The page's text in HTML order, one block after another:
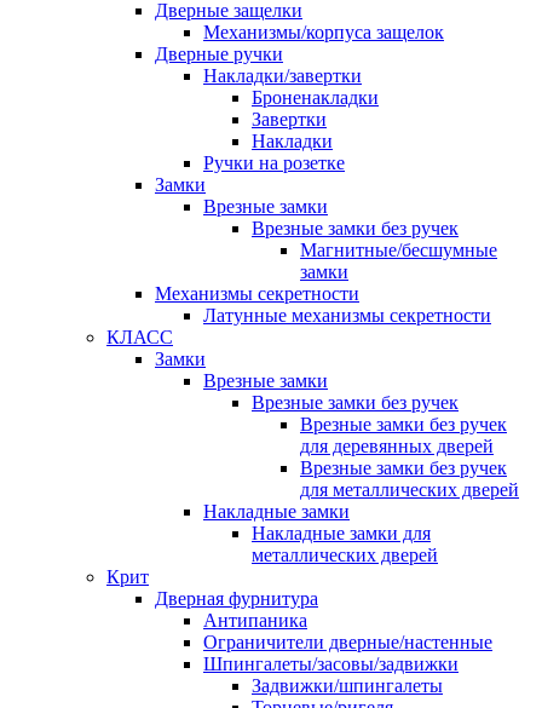
Дверные защелки
Механизмы/корпуса защелок
Дверные ручки
Накладки/завертки
Броненакладки
Завертки
Накладки
Ручки на розетке
Замки
Врезные замки
Врезные замки без ручек
Магнитные/бесшумные
замки
Механизмы секретности
Латунные механизмы секретности
КЛАСС
Замки
Врезные замки
Врезные замки без ручек
Врезные замки без ручек
для деревянных дверей
Врезные замки без ручек
для металлических дверей
Накладные замки
Накладные замки для
металлических дверей
Крит
Дверная фурнитура
Антипаника
Ограничители дверные/настенные
Шпингалеты/засовы/задвижки
Задвижки/шпингалеты